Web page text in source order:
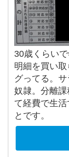
30歳くらい
明細を買い
グってる。
奴隷。分離
て経費で生
とです。